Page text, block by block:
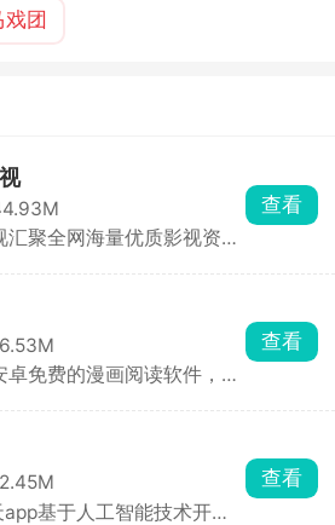
团
汇聚全网海量优质影视资
品类内容，充分满足不同
好与观看需求。红杉阁影
稳定的播放引擎，观影过程
，带来沉浸式影院级观看体
查看
卓免费的漫画阅读软件，国
面干净简单，找漫快，能
自动提醒更新，安卓党看漫
查看
基于人工智能技术开
查看